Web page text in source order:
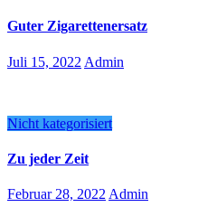
Guter Zigarettenersatz
Juli 15, 2022 Admin
Nicht kategorisiert
Zu jeder Zeit
Februar 28, 2022 Admin